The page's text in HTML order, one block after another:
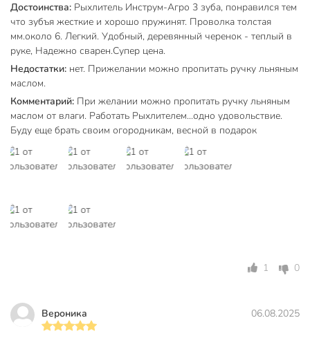
Достоинства: Рыхлитель Инструм-Агро 3 зуба, понравился тем
что зубъя жесткие и хорошо пружинят. Проволка толстая
мм.около 6. Легкий. Удобный, деревянный черенок - теплый в
руке, Надежно сварен.Супер цена.
Недостатки: нет. Прижелании можно пропитать ручку льняным
маслом.
Комментарий: При желании можно пропитать ручку льняным
маслом от влаги. Работать Рыхлителем...одно удовольствие.
Буду еще брать своим огородникам, весной в подарок
1 0
Вероника 06.08.2025